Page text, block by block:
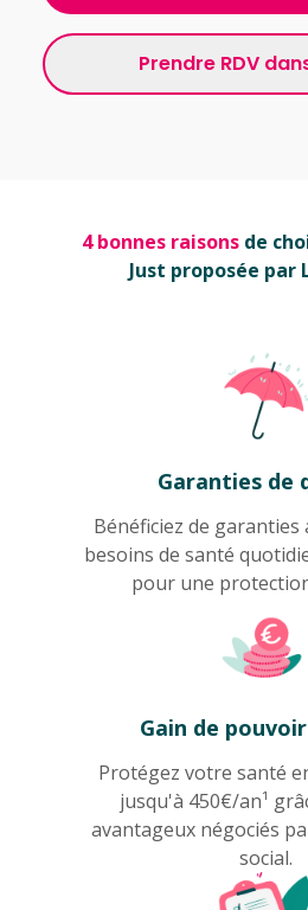
Prendre RDV
4 bonnes raisons de
Just proposée par
Garanties de
Bénéficiez de garanties
besoins de santé
pour une
Gain de
Protégez votre santé
jusqu'à 450€/an¹
avantageux négociés
social.